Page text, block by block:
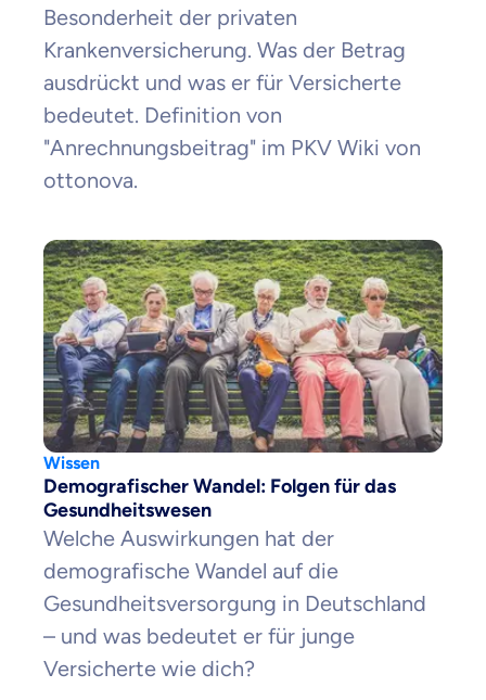
Besonderheit der privaten
Krankenversicherung. Was der Betrag
ausdrückt und was er für Versicherte
bedeutet. Definition von
"Anrechnungsbeitrag" im PKV Wiki von
ottonova.
Wissen
Demografischer Wandel: Folgen für das
Gesundheitswesen
Welche Auswirkungen hat der
demografische Wandel auf die
Gesundheitsversorgung in Deutschland
– und was bedeutet er für junge
Versicherte wie dich?